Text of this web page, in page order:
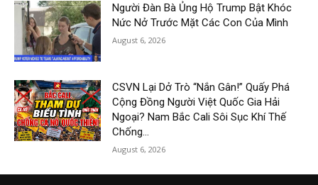
Người Đàn Bà Ủng Hộ Trump Bật Khóc
Nức Nở Trước Mặt Các Con Của Mình
August 6, 2026
CSVN Lại Dở Trò “Nắn Gân!” Quấy Phá
Cộng Đồng Người Việt Quốc Gia Hải
Ngoại? Nam Bắc Cali Sôi Sục Khí Thế
Chống...
August 6, 2026